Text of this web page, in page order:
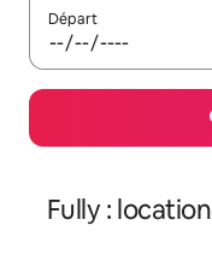
Départ
Fully :